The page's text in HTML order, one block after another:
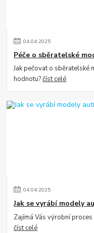
04.04.2025
Péče o sběratelské
Jak pečovat o sběratelské
hodnotu?číst celé
04.04.2025
Jak se vyrábí modely
Zajímá Vás výrobní
číst celé